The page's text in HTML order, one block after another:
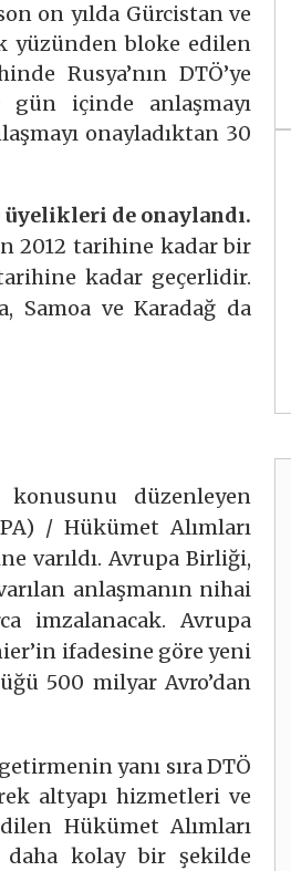
on yılda Gürcistan ve
yüzünden bloke edilen
Rusya’nın DTÖ’ye
gün içinde anlaşmayı
onayladıktan 30
üyelikleri de onaylandı.
2012 tarihine kadar bir
kadar geçerlidir.
ve Karadağ da
konusunu düzenleyen
/ Hükümet Alımları
varıldı. Avrupa Birliği,
anlaşmanın nihai
imzalanacak. Avrupa
ifadesine göre yeni
500 milyar Avro’dan
yanı sıra DTÖ
altyapı hizmetleri ve
Hükümet Alımları
daha kolay bir şekilde